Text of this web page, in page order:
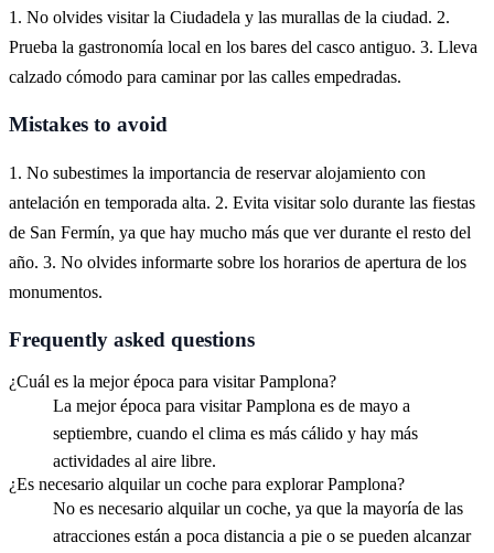
1. No olvides visitar la Ciudadela y las murallas de la ciudad. 2.
Prueba la gastronomía local en los bares del casco antiguo. 3. Lleva
calzado cómodo para caminar por las calles empedradas.
Mistakes to avoid
1. No subestimes la importancia de reservar alojamiento con
antelación en temporada alta. 2. Evita visitar solo durante las fiestas
de San Fermín, ya que hay mucho más que ver durante el resto del
año. 3. No olvides informarte sobre los horarios de apertura de los
monumentos.
Frequently asked questions
¿Cuál es la mejor época para visitar Pamplona?
La mejor época para visitar Pamplona es de mayo a
septiembre, cuando el clima es más cálido y hay más
actividades al aire libre.
¿Es necesario alquilar un coche para explorar Pamplona?
No es necesario alquilar un coche, ya que la mayoría de las
atracciones están a poca distancia a pie o se pueden alcanzar